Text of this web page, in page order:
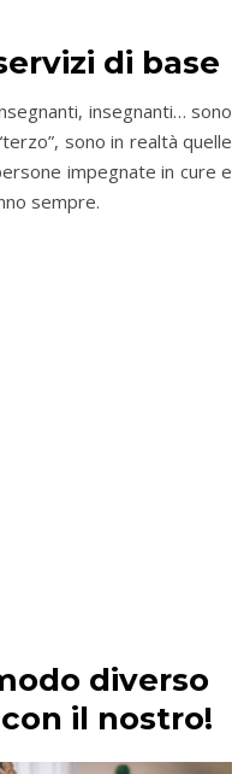
di base
insegnanti… sono
sono in realtà quelle
impegnate in cure e
sempre.
diverso
il nostro!